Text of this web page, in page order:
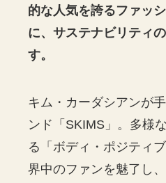
的な人気を誇るファッ
に、サステナビリティ
す。
キム・カーダシアンが
ンド「SKIMS」。多様
る「ボディ・ポジティ
界中のファンを魅了し